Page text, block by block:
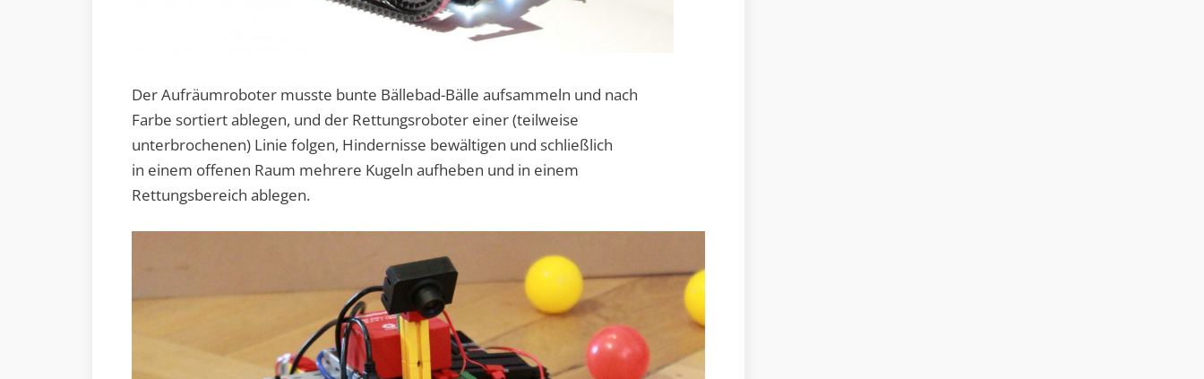
Der Aufräumroboter musste bunte Bällebad-Bälle aufsammeln und nach
Farbe sortiert ablegen, und der Rettungsroboter einer (teilweise
unterbrochenen) Linie folgen, Hindernisse bewältigen und schließlich
in einem offenen Raum mehrere Kugeln aufheben und in einem
Rettungsbereich ablegen.